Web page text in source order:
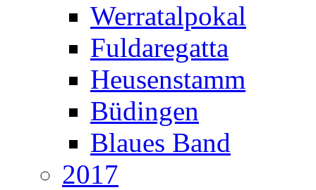
Werratalpokal
Fuldaregatta
Heusenstamm
Büdingen
Blaues Band
2017